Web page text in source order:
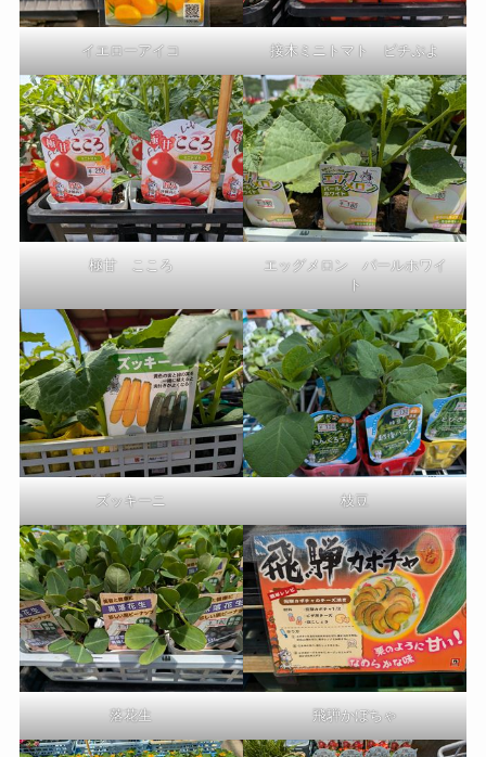
イエローアイコ 接木ミニトマト ピチぷよ
極甘 こころ
エッグメロン パールホワイ
ト
ズッキーニ 枝豆
落花生 飛騨かぼちゃ